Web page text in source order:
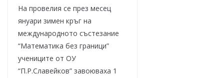
На провелия се през месец
януари зимен кръг на
международното състезание
“Математика без граници”
учениците от ОУ
“П.Р.Славейков” завоюваха 1